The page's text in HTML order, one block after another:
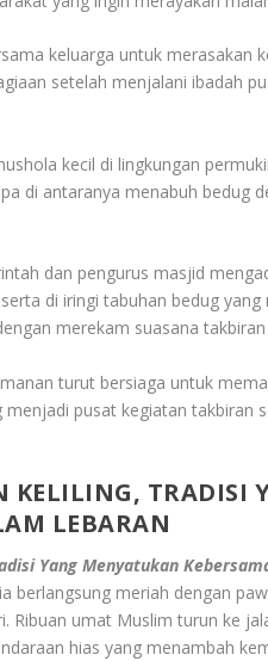
keluarga untuk merasakan
setelah menjalani ibadah
kecil di lingkungan
di antaranya menabuh bedug
dan pengurus masjid
di iringi tabuhan bedug
merekam suasana
turut bersiaga untuk
menjadi pusat kegiatan
KELILING, TRADISI
LEBARAN
Yang Menyatukan
berlangsung meriah dengan
Ribuan umat Muslim turun ke
hias yang menambah